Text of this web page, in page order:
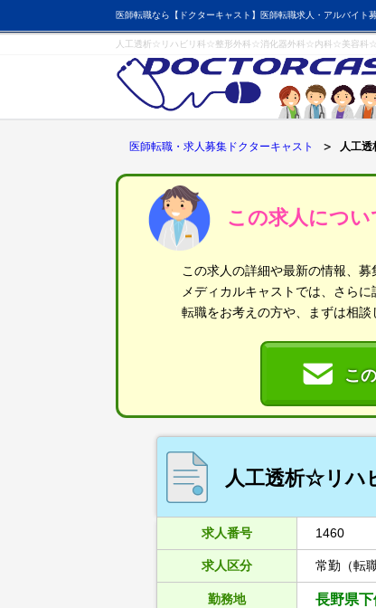
医師転職なら【ドクターキャスト】医師転職求人・アルバイト
人工透析☆リハビリ科☆整形外科☆消化器外科☆内科☆美容科☆
医師転職・求人募集ドクターキャスト 人工
この求人につ
この求人の詳細や最新の情報、
メディカルキャストでは、さら
転職をお考えの方や、まずは相談
こ
人工透析☆リハ
求人番号 1460
求人区分 常勤（転職
勤務地 長野県